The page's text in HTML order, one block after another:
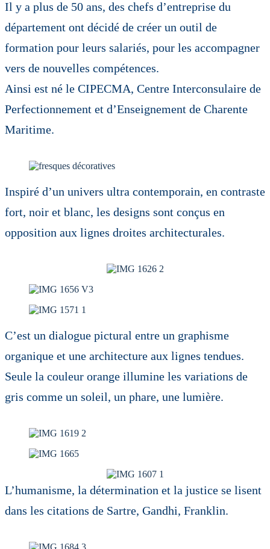
Il y a plus de 50 ans, des chefs d’entreprise du
département ont décidé de créer un outil de
formation pour leurs salariés, pour les accompagner
vers de nouvelles compétences.
Ainsi est né le CIPECMA, Centre Interconsulaire de
Perfectionnement et d’Enseignement de Charente
Maritime.
Inspiré d’un univers ultra contemporain, en contraste
fort, noir et blanc, les designs sont conçus en
opposition aux lignes droites architecturales.
C’est un dialogue pictural entre un graphisme
organique et une architecture aux lignes tendues.
Seule la couleur orange illumine les variations de
gris comme un soleil, un phare, une lumière.
L’humanisme, la détermination et la justice se lisent
dans les citations de Sartre, Gandhi, Franklin.